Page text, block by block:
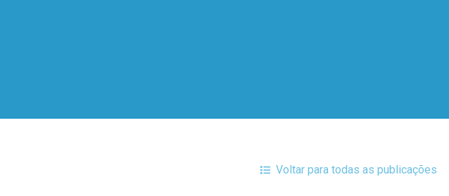
Voltar para todas as publicações